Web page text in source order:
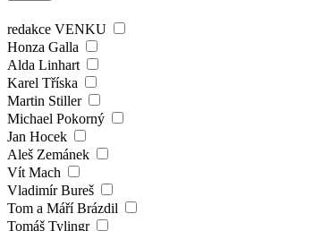
redakce VENKU
Honza Galla
Alda Linhart
Karel Tříska
Martin Stiller
Michael Pokorný
Jan Hocek
Aleš Zemánek
Vít Mach
Vladimír Bureš
Tom a Máří Brázdil
Tomáš Tylingr